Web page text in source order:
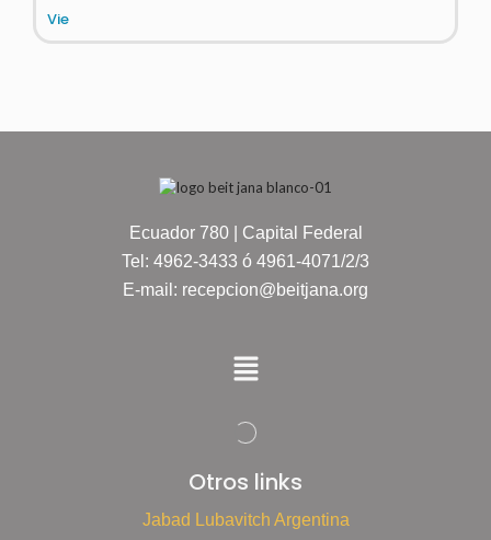
Vie
Ecuador 780 | Capital Federal
Tel: 4962-3433 ó 4961-4071/2/3
E-mail: recepcion@beitjana.org
Otros links
Jabad Lubavitch Argentina